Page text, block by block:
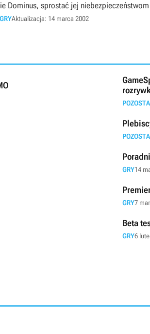
Dominus, sprostać jej
Aktualizacja: 14 marca 2002
GRY14
GRY7
Beta
GRY6